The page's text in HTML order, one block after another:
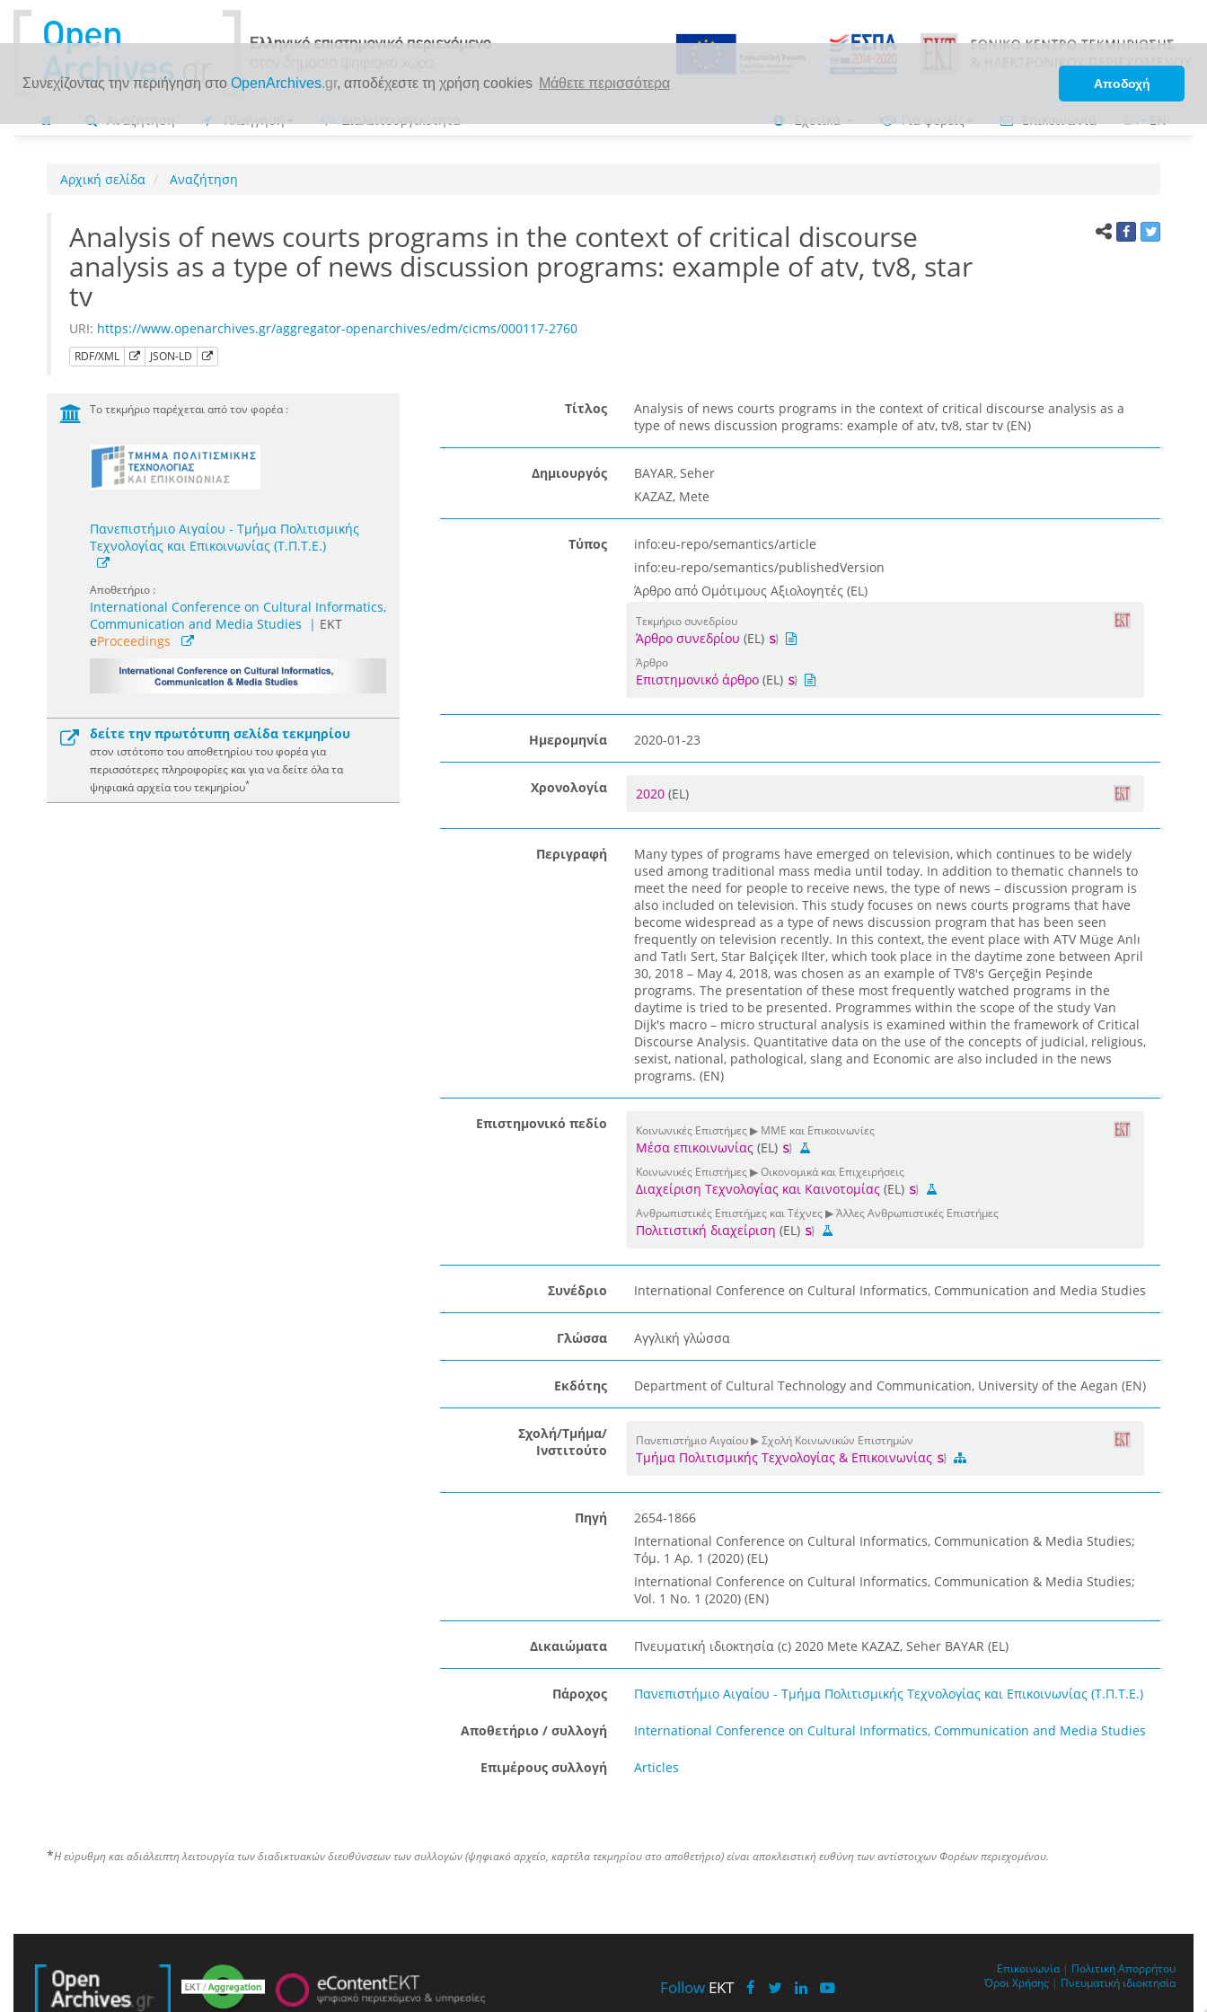
Συνεχίζοντας την περιήγηση στο OpenArchives.gr, αποδέχεστε τη χρήση cookies Μάθετε περισσότερα Αποδοχή
Αναζήτηση Πλοήγηση Διαλειτουργικότητα Σχετικά Για φορείς Επικοινωνία ΕΛ•EN
Αρχική σελίδα Αναζήτηση
Analysis of news courts programs in the context of critical discourse
analysis as a type of news discussion programs: example of atv, tv8, star
tv
URI: https://www.openarchives.gr/aggregator-openarchives/edm/cicms/000117-2760
RDF/XML JSON-LD
Το τεκμήριο παρέχεται από τον φορέα :
Πανεπιστήμιο Αιγαίου - Τμήμα Πολιτισμικής
Τεχνολογίας και Επικοινωνίας (Τ.Π.Τ.Ε.)
Αποθετήριο :
International Conference on Cultural Informatics,
Communication and Media Studies
| ΕΚΤ
eProceedings
δείτε την πρωτότυπη σελίδα τεκμηρίου
στον ιστότοπο του αποθετηρίου του φορέα για
περισσότερες πληροφορίες και για να δείτε όλα τα
ψηφιακά αρχεία του τεκμηρίου*
Τίτλος
Analysis of news courts programs in the context of critical discourse analysis as a
type of news discussion programs: example of atv, tv8, star tv (EN)
Δημιουργός
BAYAR, Seher
KAZAZ, Mete
Τύπος
info:eu-repo/semantics/article
info:eu-repo/semantics/publishedVersion
Άρθρο από Ομότιμους Αξιολογητές (EL)
Τεκμήριο συνεδρίου
Άρθρο συνεδρίου (EL)
Άρθρο
Επιστημονικό άρθρο(EL)
Ημερομηνία 2020-01-23
Χρονολογία 2020 (EL)
Περιγραφή
Many types of programs have emerged on television, which continues to be widely
used among traditional mass media until today. In addition to thematic channels to
meet the need for people to receive news, the type of news – discussion program is
also included on television. This study focuses on news courts programs that have
become widespread as a type of news discussion program that has been seen
frequently on television recently. In this context, the event place with ATV Müge Anlı
and Tatlı Sert, Star Balçiçek Ilter, which took place in the daytime zone between April
30, 2018 – May 4, 2018, was chosen as an example of TV8's Gerçeğin Peşinde
programs. The presentation of these most frequently watched programs in the
daytime is tried to be presented. Programmes within the scope of the study Van
Dijk's macro – micro structural analysis is examined within the framework of Critical
Discourse Analysis. Quantitative data on the use of the concepts of judicial, religious,
sexist, national, pathological, slang and Economic are also included in the news
programs. (EN)
Επιστημονικό πεδίο Κοινωνικές Επιστήμες ▶ ΜΜΕ και Επικοινωνίες
Μέσα επικοινωνίας(EL)
Κοινωνικές Επιστήμες ▶ Οικονομικά και Επιχειρήσεις
Διαχείριση Τεχνολογίας και Καινοτομίας(EL)
Ανθρωπιστικές Επιστήμες και Τέχνες ▶ Άλλες Ανθρωπιστικές Επιστήμες
Πολιτιστική διαχείριση (EL)
Συνέδριο International Conference on Cultural Informatics, Communication and Media Studies
Γλώσσα Αγγλική γλώσσα
Εκδότης Department of Cultural Technology and Communication, University of the Aegan (EN)
Σχολή/Τμήμα/
Ινστιτούτο
Πανεπιστήμιο Αιγαίου ▶ Σχολή Κοινωνικών Επιστημών
Τμήμα Πολιτισμικής Τεχνολογίας & Επικοινωνίας
Πηγή
2654-1866
International Conference on Cultural Informatics, Communication & Media Studies;
Τόμ. 1 Αρ. 1 (2020) (EL)
International Conference on Cultural Informatics, Communication & Media Studies;
Vol. 1 No. 1 (2020) (EN)
Δικαιώματα Πνευματική ιδιοκτησία (c) 2020 Mete KAZAZ, Seher BAYAR (EL)
Πάροχος Πανεπιστήμιο Αιγαίου - Τμήμα Πολιτισμικής Τεχνολογίας και Επικοινωνίας (Τ.Π.Τ.Ε.)
Αποθετήριο / συλλογή International Conference on Cultural Informatics, Communication and Media Studies
Επιμέρους συλλογή Articles
*Η εύρυθμη και αδιάλειπτη λειτουργία των διαδικτυακών διευθύνσεων των συλλογών (ψηφιακό αρχείο, καρτέλα τεκμηρίου στο αποθετήριο) είναι αποκλειστική ευθύνη των αντίστοιχων Φορέων περιεχομένου.
Follow EKT
Επικοινωνία | Πολιτική Απορρήτου
Όροι Χρήσης | Πνευματική ιδιοκτησία